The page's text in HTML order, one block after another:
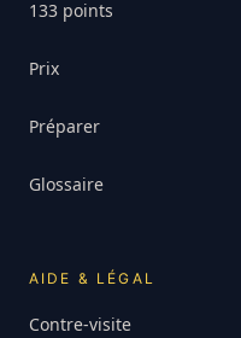
133 points
Prix
Préparer
Glossaire
AIDE & LÉGAL
Contre-visite